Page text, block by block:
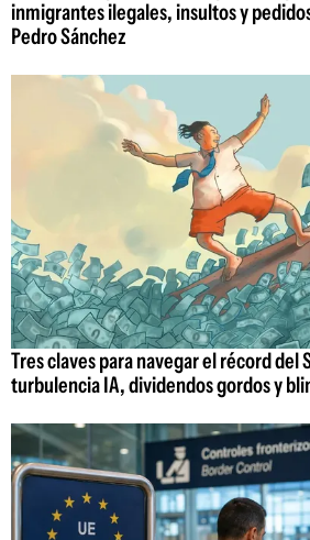
inmigrantes ilegales, insultos y
Pedro Sánchez
Tres claves para navegar el récord del
turbulencia IA, dividendos gordos y